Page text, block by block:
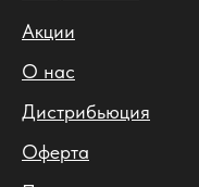
Акции
О нас
Дистрибьюция
Оферта